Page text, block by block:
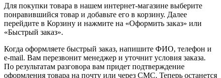
Для покупки товара в нашем интернет-магазине выберите
понравившийся товар и добавьте его в корзину. Далее
перейдите в Корзину и нажмите на «Оформить заказ» или
«Быстрый заказ».
Когда оформляете быстрый заказ, напишите ФИО, телефон и
e-mail. Вам перезвонит менеджер и уточнит условия заказа.
По результатам разговора вам придет подтверждение
оформления товара на почту или через СМС. Теперь останется